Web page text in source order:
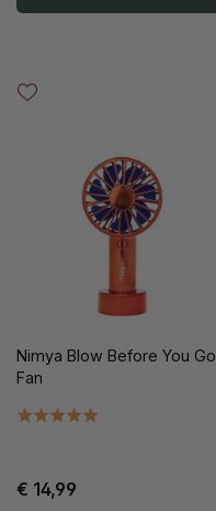
Nimya Blow Before You Go
Fan
€ 14,99